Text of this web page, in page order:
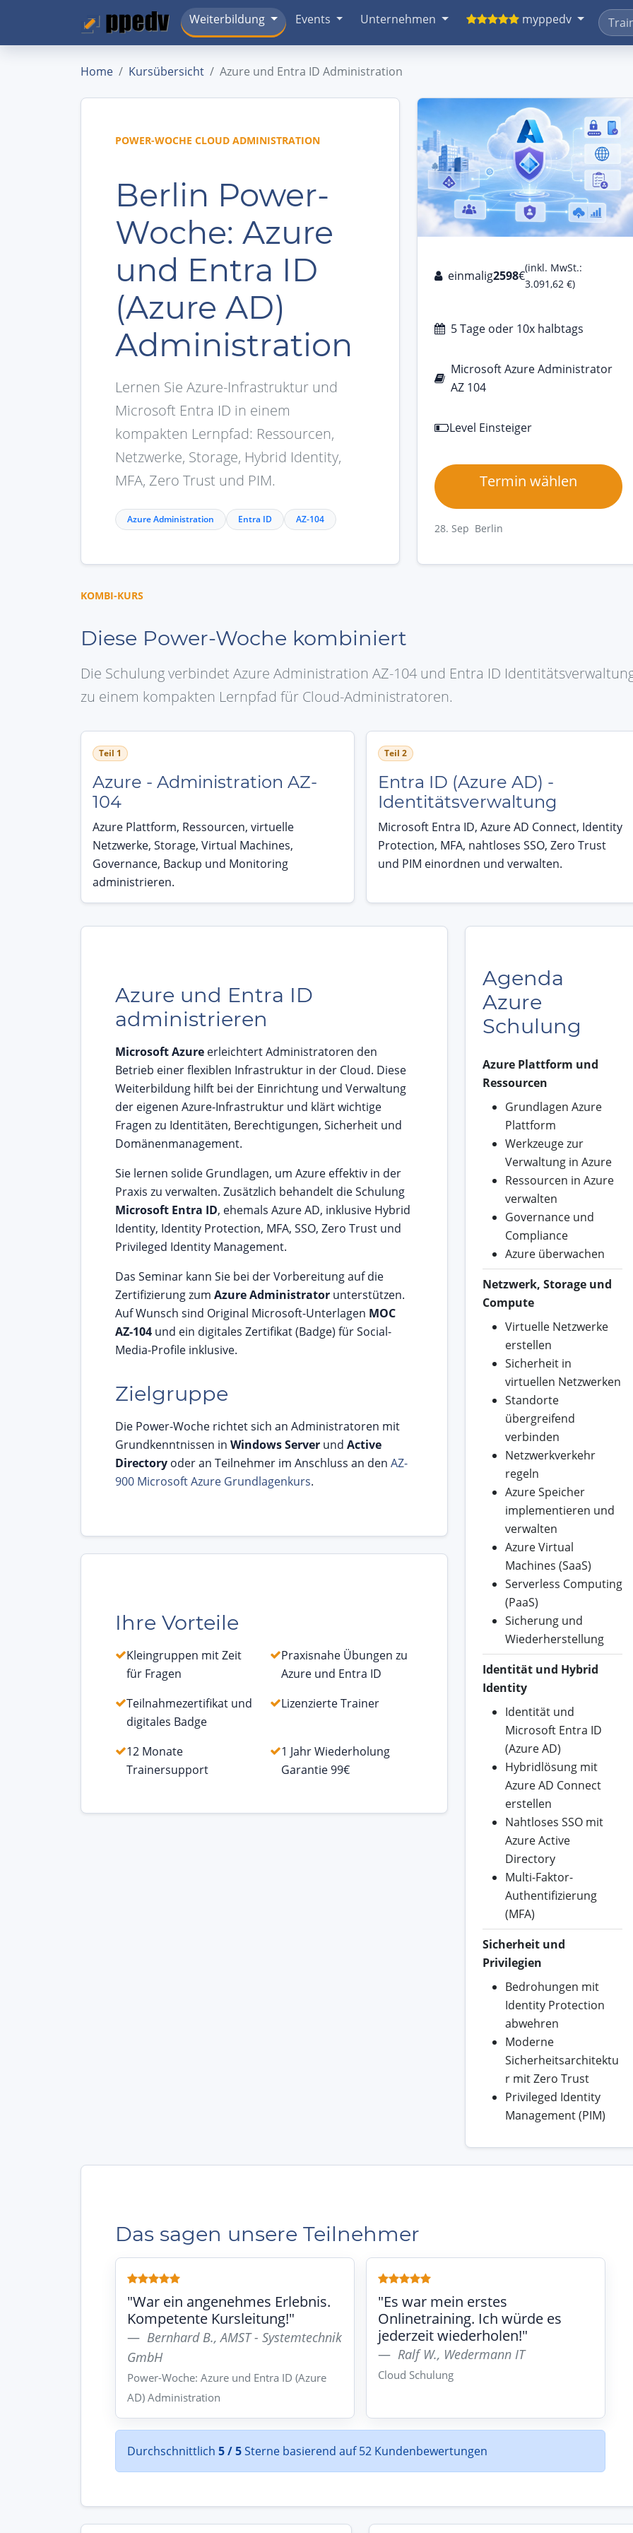
Weiterbildung Events Unternehmen myppedv
Home Kursübersicht Azure und Entra ID Administration
POWER-WOCHE CLOUD ADMINISTRATION
Berlin Power-
Woche: Azure
und Entra ID
(Azure AD)
Administration
Lernen Sie Azure-Infrastruktur und
Microsoft Entra ID in einem
kompakten Lernpfad: Ressourcen,
Netzwerke, Storage, Hybrid Identity,
MFA, Zero Trust und PIM.
Azure Administration Entra ID AZ-104
einmalig2598€
(inkl. MwSt.:
3.091,62 €)
5 Tage oder 10x halbtags
Microsoft Azure Administrator
AZ 104
Level Einsteiger
Termin wählen
28. Sep Berlin
KOMBI-KURS
Diese Power-Woche kombiniert
Die Schulung verbindet Azure Administration AZ-104 und Entra ID
zu einem kompakten Lernpfad für Cloud-Administratoren.
Teil 1
Azure - Administration AZ-
104
Azure Plattform, Ressourcen, virtuelle
Netzwerke, Storage, Virtual Machines,
Governance, Backup und Monitoring
administrieren.
Teil 2
Entra ID (Azure AD) -
Identitätsverwaltung
Microsoft Entra ID, Azure AD Connect, Identity
Protection, MFA, nahtloses SSO, Zero Trust
und PIM einordnen und verwalten.
Azure und Entra ID
administrieren
Microsoft Azure erleichtert Administratoren den
Betrieb einer flexiblen Infrastruktur in der Cloud. Diese
Weiterbildung hilft bei der Einrichtung und Verwaltung
der eigenen Azure-Infrastruktur und klärt wichtige
Fragen zu Identitäten, Berechtigungen, Sicherheit und
Domänenmanagement.
Sie lernen solide Grundlagen, um Azure effektiv in der
Praxis zu verwalten. Zusätzlich behandelt die Schulung
Microsoft Entra ID, ehemals Azure AD, inklusive Hybrid
Identity, Identity Protection, MFA, SSO, Zero Trust und
Privileged Identity Management.
Das Seminar kann Sie bei der Vorbereitung auf die
Zertifizierung zum Azure Administrator unterstützen.
Auf Wunsch sind Original Microsoft-Unterlagen MOC
AZ-104 und ein digitales Zertifikat (Badge) für Social-
Media-Profile inklusive.
Zielgruppe
Die Power-Woche richtet sich an Administratoren mit
Grundkenntnissen in Windows Server und Active
Directory oder an Teilnehmer im Anschluss an den AZ-
900 Microsoft Azure Grundlagenkurs.
Ihre Vorteile
Kleingruppen mit Zeit
für Fragen
Praxisnahe Übungen zu
Azure und Entra ID
Teilnahmezertifikat und
digitales Badge
Lizenzierte Trainer
12 Monate
Trainersupport
1 Jahr Wiederholung
Garantie 99€
Agenda
Azure
Schulung
Azure Plattform und
Ressourcen
Grundlagen Azure
Plattform
Werkzeuge zur
Verwaltung in Azure
Ressourcen in Azure
verwalten
Governance und
Compliance
Azure überwachen
Netzwerk, Storage und
Compute
Virtuelle Netzwerke
erstellen
Sicherheit in
virtuellen Netzwerken
Standorte
übergreifend
verbinden
Netzwerkverkehr
regeln
Azure Speicher
implementieren und
verwalten
Azure Virtual
Machines (SaaS)
Serverless Computing
(PaaS)
Sicherung und
Wiederherstellung
Identität und Hybrid
Identity
Identität und
Microsoft Entra ID
(Azure AD)
Hybridlösung mit
Azure AD Connect
erstellen
Nahtloses SSO mit
Azure Active
Directory
Multi-Faktor-
Authentifizierung
(MFA)
Sicherheit und
Privilegien
Bedrohungen mit
Identity Protection
abwehren
Moderne
Sicherheitsarchitektu
r mit Zero Trust
Privileged Identity
Management (PIM)
Das sagen unsere Teilnehmer
"War ein angenehmes Erlebnis.
Kompetente Kursleitung!"
Bernhard B., AMST - Systemtechnik
GmbH
Power-Woche: Azure und Entra ID (Azure
AD) Administration
"Es war mein erstes
Onlinetraining. Ich würde es
jederzeit wiederholen!"
Ralf W., Wedermann IT
Cloud Schulung
Durchschnittlich 5 / 5Sterne basierend auf 52 Kundenbewertungen